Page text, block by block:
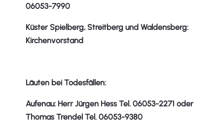
06053-7990
Küster Spielberg, Streitberg und Waldensberg:
Kirchenvorstand
Läuten bei Todesfällen:
Aufenau: Herr Jürgen Hess Tel. 06053-2271 oder
Thomas Trendel Tel. 06053-9380